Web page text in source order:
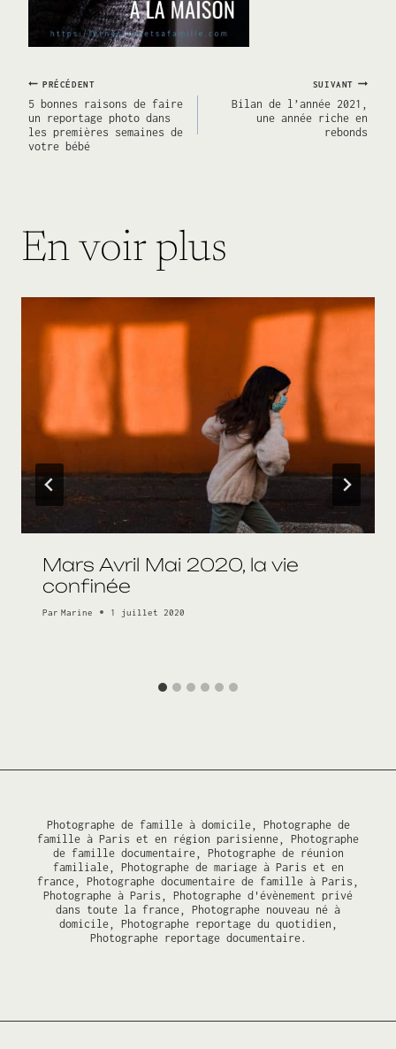
Navigation
de
PRÉCÉDENT
5 bonnes raisons de faire
un reportage photo dans
les premières semaines de
votre bébé
SUIVANT
Bilan de l’année 2021,
une année riche en
rebonds
En voir plus
Mars Avril Mai 2020, la vie
confinée
Par Marine 1 juillet 2020
Photographe de famille à domicile, Photographe de
famille à Paris et en région parisienne, Photographe
de famille documentaire, Photographe de réunion
familiale, Photographe de mariage à Paris et en
france, Photographe documentaire de famille à Paris,
Photographe à Paris, Photographe d'évènement privé
dans toute la france, Photographe nouveau né à
domicile, Photographe reportage du quotidien,
Photographe reportage documentaire.